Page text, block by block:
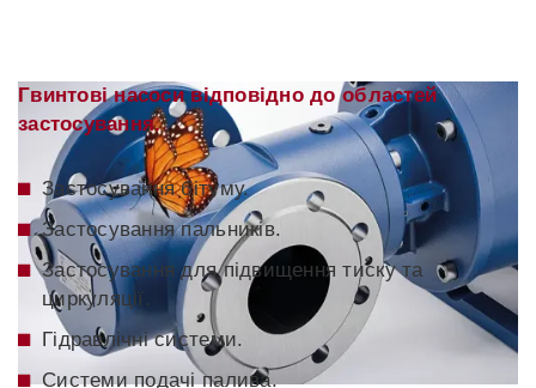
Гвинтові насоси відповідно до областей
застосування.
Застосування бітуму.
Застосування пальників.
Застосування для підвищення тиску та
циркуляції.
Гідравлічні системи.
Системи подачі палива.